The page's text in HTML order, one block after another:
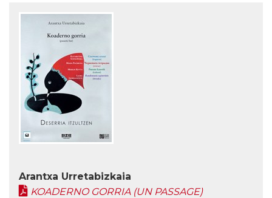
Arantxa Urretabizkaia
KOADERNO GORRIA (UN PASSAGE)